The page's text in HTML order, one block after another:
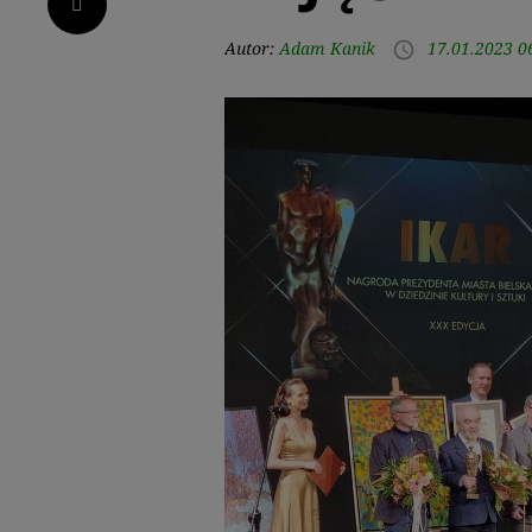
Autor:Adam Kanik access_time 17.01.2023